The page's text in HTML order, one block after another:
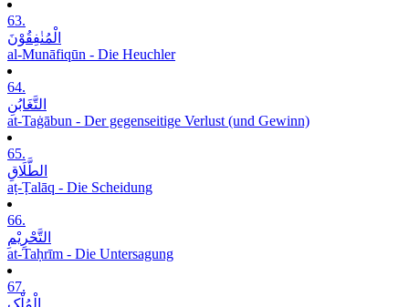
63.
الْمُنٰفِقُوْنَ
al-Munāfiqūn - Die Heuchler
64.
التَّغَابُنِ
at-Taġābun - Der gegenseitige Verlust (und Gewinn)
65.
الطَّلَاقِ
aṭ-Ṭalāq - Die Scheidung
66.
التَّحْرِیْمِ
at-Taḥrīm - Die Untersagung
67.